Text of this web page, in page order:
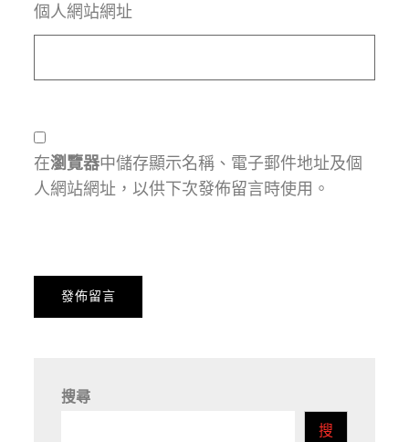
個人網站網址
在瀏覽器中儲存顯示名稱、電子郵件地址及個
人網站網址，以供下次發佈留言時使用。
搜尋
搜